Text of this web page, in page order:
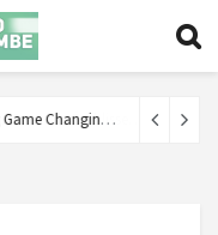
Poultry Path: The Calculated Gambling Game Changing Design Prediction